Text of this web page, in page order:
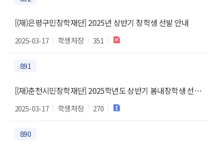
[(재)은평구민장학재단] 2025년 상반기 장학생 선발 안내
2025-03-17 학생처장 351
891
[(재)춘천시민장학재단] 2025학년도 상반기 봄내장학생 선발공고
2025-03-17 학생처장 270
890